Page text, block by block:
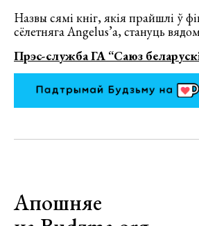
Назвы сямі кніг, якія прайшлі ў
сёлетняга Angelus’а, стануць
Прэс-служба ГА “Саюз
Апошняе